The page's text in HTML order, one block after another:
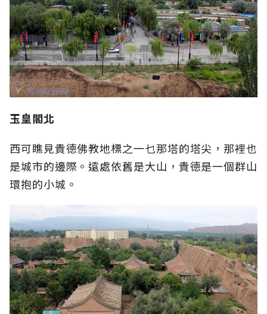
玉皇閣北
西可瞧見貴德佛教地標之一乜那塔的塔尖，那裡也
是城市的邊際。遠處依舊是大山，貴德是一個群山
環抱的小城。